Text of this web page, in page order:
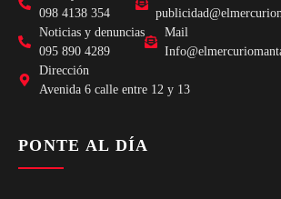
098 4138 354
Noticias y denuncias
095 890 4289
Mail
Dirección
Avenida 6 calle entre 12 y 13
PONTE AL DÍA